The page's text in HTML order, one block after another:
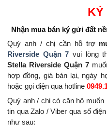
KÝ
Nhận mua bán ký gửi đất
Quý anh / chị cần hỗ trợ
Riverside Quận 7 vui lòng
Stella Riverside Quận 7
hợp đồng, giá bán lại, ngày
hoặc gọi điện qua hotline
Quý anh / chị có căn hộ muốn
tin qua Zalo / Viber qua số
như sau: